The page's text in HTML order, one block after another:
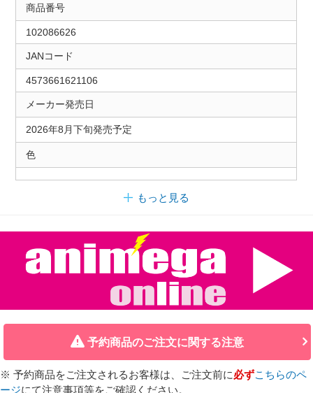
商品番号
102086626
JANコード
4573661621106
メーカー発売日
2026年8月下旬発売予定
色
もっと見る
予約商品のご注文に関する注意
※ 予約商品をご注文されるお客様は、ご注文前に必ずこちらのペ
ージにて注意事項等をご確認ください。